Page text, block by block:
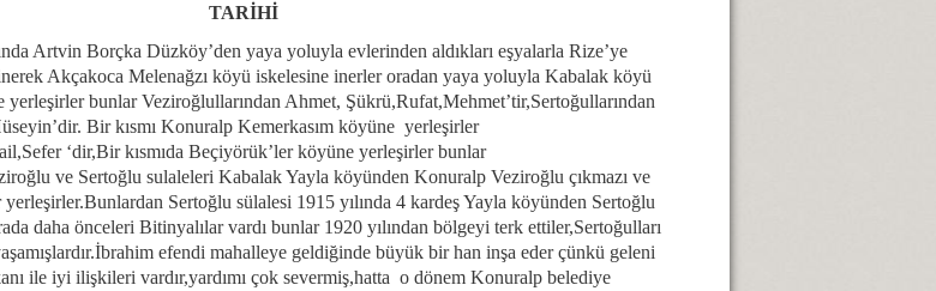
TARİHİ
Artvin Borçka Düzköy’den yaya yoluyla evlerinden aldıkları eşyalarla Rize’ye
Akçakoca Melenağzı köyü iskelesine inerler oradan yaya yoluyla Kabalak köyü
bunlar Veziroğlullarından Ahmet, Şükrü,Rufat,Mehmet’tir,Sertoğullarından
Bir kısmı Konuralp Kemerkasım köyüne yerleşirler
‘dir,Bir kısmıda Beçiyörük’ler köyüne yerleşirler bunlar
ve Sertoğlu sulaleleri Kabalak Yayla köyünden Konuralp Veziroğlu çıkmazı ve
yerleşirler.Bunlardan Sertoğlu sülalesi 1915 yılında 4 kardeş Yayla köyünden Sertoğlu
daha önceleri Bitinyalılar vardı bunlar 1920 yılından bölgeyi terk ettiler,Sertoğulları
efendi mahalleye geldiğinde büyük bir han inşa eder çünkü geleni
ile iyi ilişkileri vardır,yardımı çok severmiş,hatta o dönem Konuralp belediye